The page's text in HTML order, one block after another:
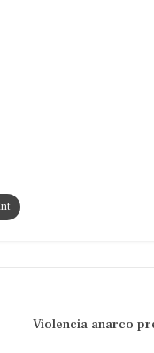
Violencia anarco